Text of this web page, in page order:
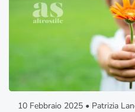
10 Febbraio 2025 • Patrizia